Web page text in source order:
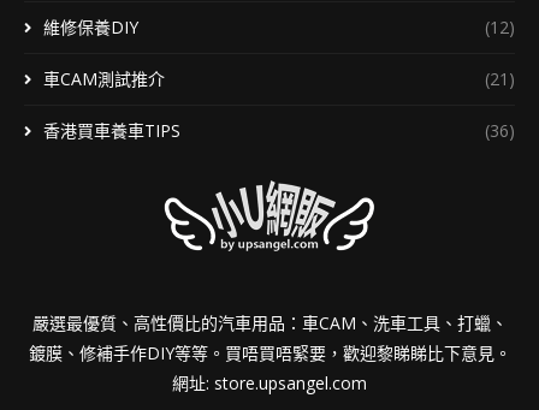
維修保養DIY (12)
車CAM測試推介 (21)
香港買車養車TIPS (36)
嚴選最優質、高性價比的汽車用品：車CAM、洗車工具、打蠟、
鍍膜、修補手作DIY等等。買唔買唔緊要，歡迎黎睇睇比下意見。
網址: store.upsangel.com